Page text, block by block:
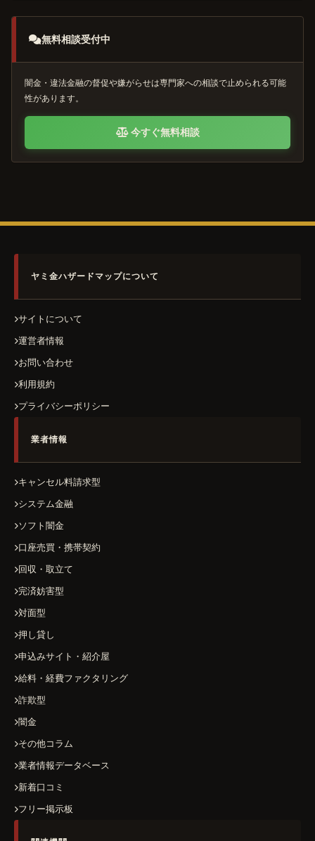
無料相談受付中
闇金・違法金融の督促や嫌がらせは専門家への相談で止められる可能
性があります。
今すぐ無料相談
ヤミ金ハザードマップについて
サイトについて
運営者情報
お問い合わせ
利用規約
プライバシーポリシー
業者情報
キャンセル料請求型
システム金融
ソフト闇金
口座売買・携帯契約
回収・取立て
完済妨害型
対面型
押し貸し
申込みサイト・紹介屋
給料・経費ファクタリング
詐欺型
闇金
その他コラム
業者情報データベース
新着口コミ
フリー掲示板